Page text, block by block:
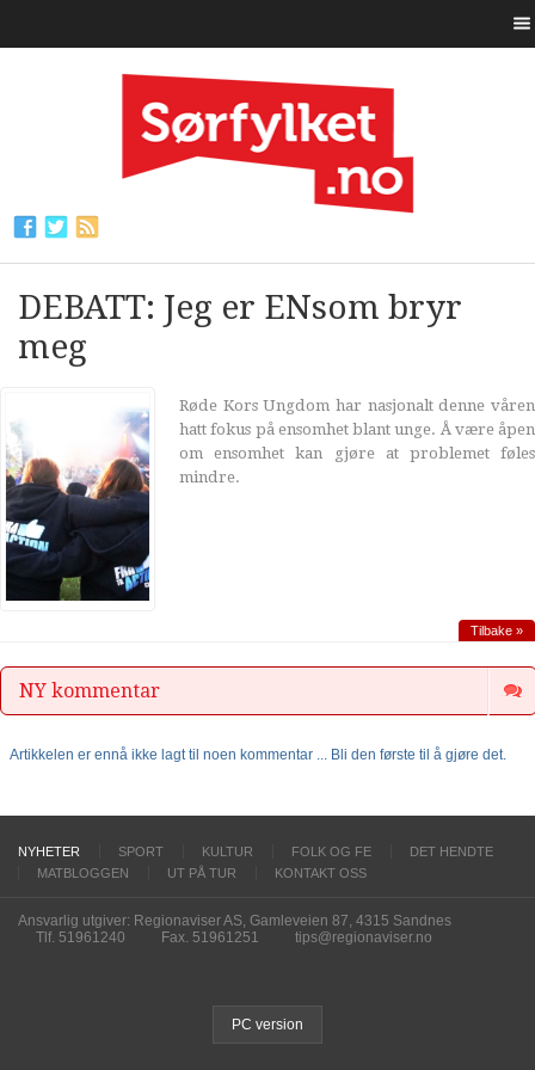
DEBATT: Jeg er ENsom bryr
meg
Røde Kors Ungdom har nasjonalt denne våren
hatt fokus på ensomhet blant unge. Å være åpen
om ensomhet kan gjøre at problemet føles
mindre.
Tilbake »
NY kommentar
Artikkelen er ennå ikke lagt til noen kommentar ... Bli den første til å gjøre det.
NYHETER SPORT KULTUR FOLK OG FE
DET HENDTE
MATBLOGGEN
UT PÅ TUR KONTAKT OSS
Ansvarlig utgiver: Regionaviser AS, Gamleveien 87, 4315 Sandnes
Tlf. 51961240
Fax. 51961251 tips@regionaviser.no
PC version